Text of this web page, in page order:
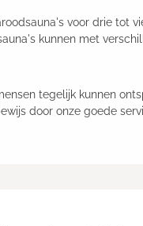
voor drie
kunnen met
tegelijk kunnen
door onze goede